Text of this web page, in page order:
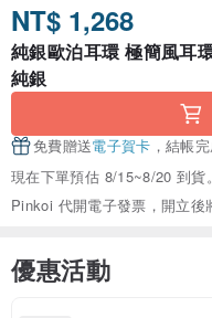
NT$ 1,268
純銀歐泊耳環 極簡風耳
純銀
免費贈送電子賀卡 ，結帳
現在下單預估 8/15~8/20 到貨
Pinkoi 代開電子發票，開立後
優惠活動